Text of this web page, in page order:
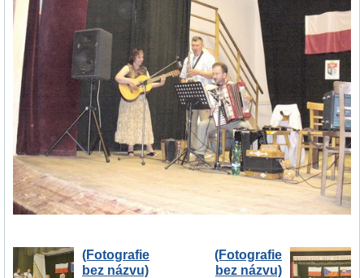
(Fotografie
bez názvu)
(Fotografie
bez názvu)